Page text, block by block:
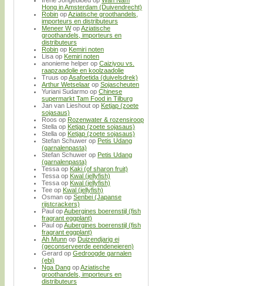
Hong in Amsterdam (Duivendrecht)
Robin opAziatische groothandels,
importeurs en distributeurs
Meneer WopAziatische
groothandels, importeurs en
distributeurs
Robin op Kemiri noten
Lisa op Kemiri noten
anonieme helper op Caiziyou vs.
raapzaadolie en koolzaadolie
Truus opAsafoetida (duivelsdrek)
Arthur Wetselaar op Sojascheuten
Yuriani Sudarmo op Chinese
supermarkt Tam Food in Tilburg
Jan van Lieshout op Ketjap (zoete
sojasaus)
Roos op Rozenwater & rozensiroop
Stella op Ketjap (zoete sojasaus)
Stella op Ketjap (zoete sojasaus)
Stefan Schuwer op Petis Udang
(garnalenpasta)
Stefan Schuwer op Petis Udang
(garnalenpasta)
Tessa op Kaki (of sharon fruit)
Tessa op Kwal (jellyfish)
Tessa op Kwal (jellyfish)
Tee op Kwal (jellyfish)
Osman op Senbei (Japanse
rijstcrackers)
Paul opAubergines boerenstijl (fish
fragrant eggplant)
Paul opAubergines boerenstijl (fish
fragrant eggplant)
Ah Munn op Duizendjarig ei
(geconserveerde eendeneieren)
Gerard op Gedroogde garnalen
(ebi)
Nga Dang opAziatische
groothandels, importeurs en
distributeurs